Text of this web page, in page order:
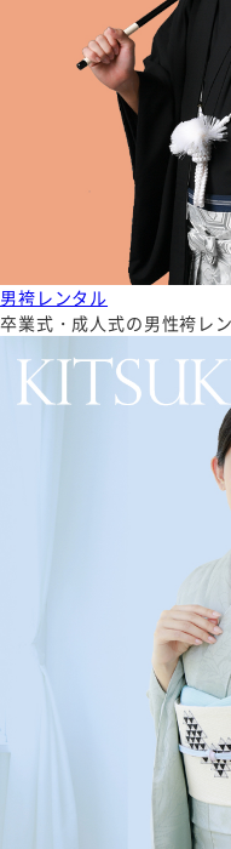
男袴レンタル
卒業式・成人式の男性袴レ